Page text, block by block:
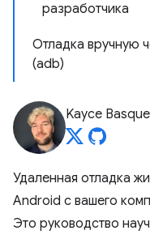
разработчика
Отладка вручную
(adb)
Kayce
Удаленная отладка
Android с вашего
Это руководство